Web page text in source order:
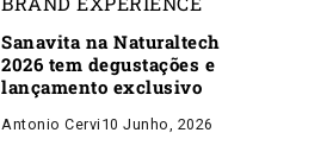
Sanavita na Naturaltech
2026 tem degustações e
lançamento exclusivo
Antonio Cervi 10 Junho, 2026